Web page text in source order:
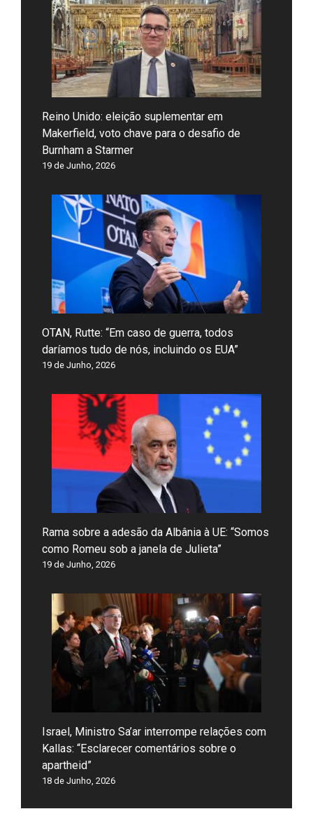
Reino Unido: eleição suplementar em
Makerfield, voto chave para o desafio de
Burnham a Starmer
19 de Junho, 2026
OTAN, Rutte: “Em caso de guerra, todos
daríamos tudo de nós, incluindo os EUA”
19 de Junho, 2026
Rama sobre a adesão da Albânia à UE: “Somos
como Romeu sob a janela de Julieta”
19 de Junho, 2026
Israel, Ministro Sa’ar interrompe relações com
Kallas: “Esclarecer comentários sobre o
apartheid”
18 de Junho, 2026